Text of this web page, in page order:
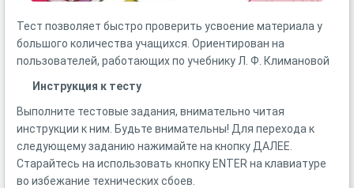
Тест позволяет быстро проверить усвоение материала у
большого количества учащихся. Ориентирован на
пользователей, работающих по учебнику Л. Ф. Климановой
Инструкция к тесту
Выполните тестовые задания, внимательно читая
инструкции к ним. Будьте внимательны! Для перехода к
следующему заданию нажимайте на кнопку ДАЛЕЕ.
Старайтесь на использовать кнопку ENTER на клавиатуре
во избежание технических сбоев.